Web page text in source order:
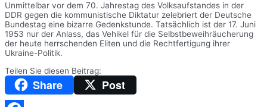
Unmittelbar vor dem 70. Jahrestag des Volksaufstandes in der
DDR gegen die kommunistische Diktatur zelebriert der Deutsche
Bundestag eine bizarre Gedenkstunde. Tatsächlich ist der 17. Juni
1953 nur der Anlass, das Vehikel für die Selbstbeweihräucherung
der heute herrschenden Eliten und die Rechtfertigung ihrer
Ukraine-Politik.
Teilen Sie diesen Beitrag:
Share Post